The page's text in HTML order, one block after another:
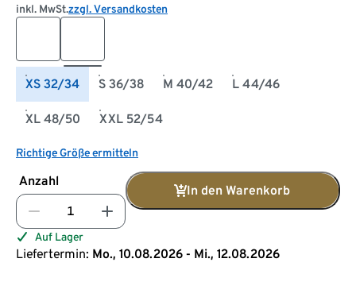
inkl. MwSt.zzgl. Versandkosten
XS 32/34 S 36/38 M 40/42 L 44/46
XL 48/50 XXL 52/54
Richtige Größe ermitteln
Anzahl
In den Warenkorb
Auf Lager
Liefertermin: Mo., 10.08.2026 - Mi., 12.08.2026